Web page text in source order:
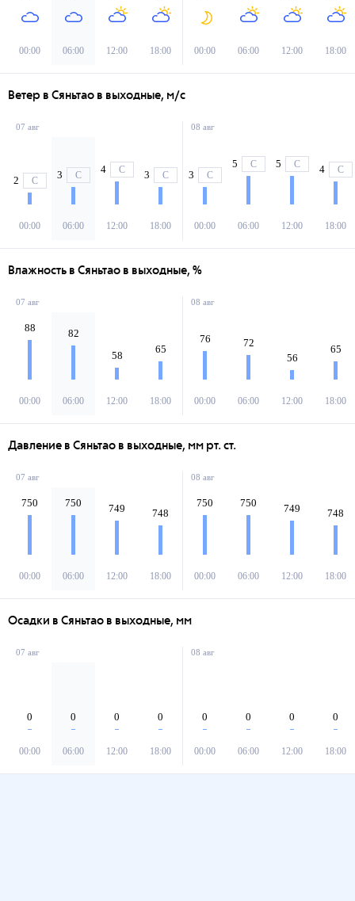
00:00 06:00 12:00 18:00 00:00 06:00 12:00 18:00
Ветер в Сяньтао в выходные, м/с
07 авг
2 С
00:00
3 С
06:00
4 С
12:00
3 С
18:00
08 авг
3 С
00:00
5 С
06:00
5 С
12:00
4 С
18:00
Влажность в Сяньтао в выходные, %
07 авг
88
00:00
82
06:00
58
12:00
65
18:00
08 авг
76
00:00
72
06:00
56
12:00
65
18:00
Давление в Сяньтао в выходные, мм рт. ст.
07 авг
750
00:00
750
06:00
749
12:00
748
18:00
08 авг
750
00:00
750
06:00
749
12:00
748
18:00
Осадки в Сяньтао в выходные, мм
07 авг
0
00:00
0
06:00
0
12:00
0
18:00
08 авг
0
00:00
0
06:00
0
12:00
0
18:00